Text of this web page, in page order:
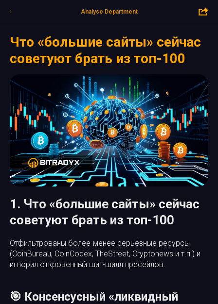
Analyse Department
Что «большие сайты» сейчас
советуют брать из топ-100
1. Что «большие сайты» сейчас
советуют брать из топ-100
Отфильтрованы более-менее серьёзные ресурсы
(CoinBureau, CoinCodex, TheStreet, Cryptonews и т.п.) и
игнорил откровенный шит-шилл пресейлов.
🎯 Консенсусный «ликвидный